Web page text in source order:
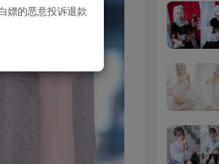
嫖的恶意投诉退款